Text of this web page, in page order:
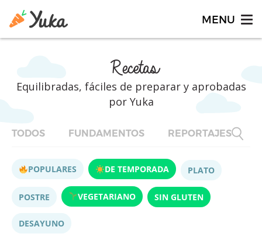
Recetas
Equilibradas, fáciles de preparar y aprobadas
por Yuka
TODOS FUNDAMENTOS REPORTAJES
POPULARES DE TEMPORADA PLATO
POSTRE VEGETARIANO SIN GLUTEN
DESAYUNO